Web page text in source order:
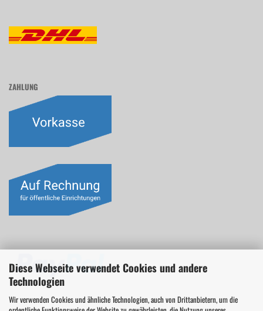
Diese Webseite verwendet Cookies und andere
Technologien
Wir verwenden Cookies und ähnliche Technologien, auch von Drittanbietern, um die
ZAHLUNG